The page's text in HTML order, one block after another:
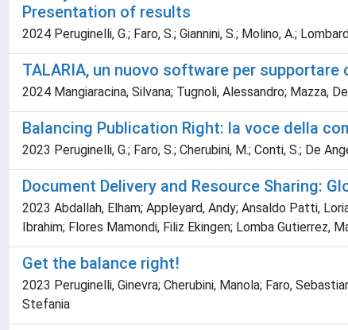
Presentation of results
2024 Peruginelli, G.; Faro, S.; Giannini, S.; Molino, A.;
TALARIA, un nuovo software per
2024 Mangiaracina, Silvana; Tugnoli, Alessandro; Mazza,
Balancing Publication Right: la voce della
2023 Peruginelli, G.; Faro, S.; Cherubini, M.; Conti, S.; De
Document Delivery and Resource Sharing:
2023 Abdallah, Elham; Appleyard, Andy; Ansaldo Patti,
Ibrahim; Flores Mamondi, Filiz Ekingen; Lomba Gutierrez,
Get the balance right!
2023 Peruginelli, Ginevra; Cherubini, Manola; Faro,
Stefania